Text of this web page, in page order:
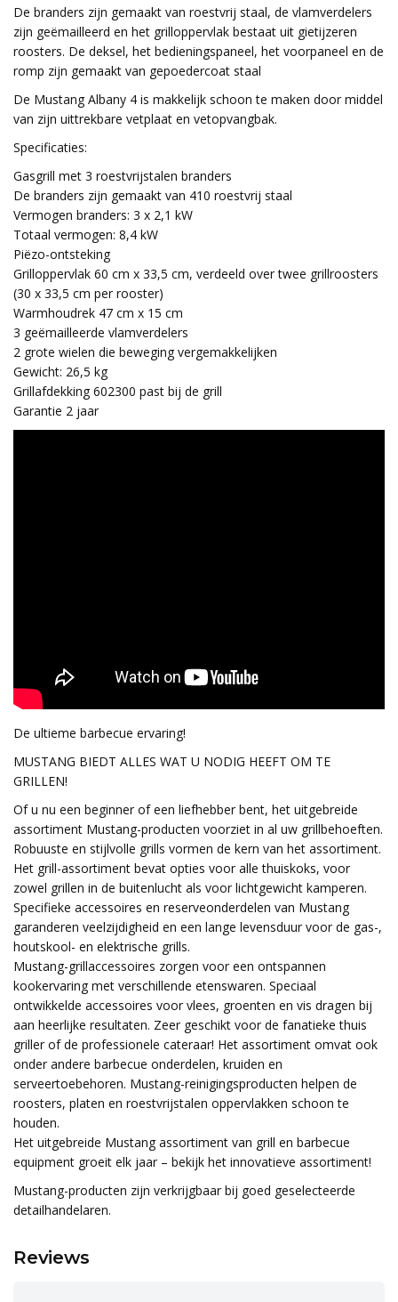
De branders zijn gemaakt van roestvrij staal, de vlamverdelers
zijn geëmailleerd en het grilloppervlak bestaat uit gietijzeren
roosters. De deksel, het bedieningspaneel, het voorpaneel en de
romp zijn gemaakt van gepoedercoat staal
De Mustang Albany 4 is makkelijk schoon te maken door middel
van zijn uittrekbare vetplaat en vetopvangbak.
Specificaties:
Gasgrill met 3 roestvrijstalen branders
De branders zijn gemaakt van 410 roestvrij staal
Vermogen branders: 3 x 2,1 kW
Totaal vermogen: 8,4 kW
Piëzo-ontsteking
Grilloppervlak 60 cm x 33,5 cm, verdeeld over twee grillroosters
(30 x 33,5 cm per rooster)
Warmhoudrek 47 cm x 15 cm
3 geëmailleerde vlamverdelers
2 grote wielen die beweging vergemakkelijken
Gewicht: 26,5 kg
Grillafdekking 602300 past bij de grill
Garantie 2 jaar
De ultieme barbecue ervaring!
MUSTANG BIEDT ALLES WAT U NODIG HEEFT OM TE
GRILLEN!
Of u nu een beginner of een liefhebber bent, het uitgebreide
assortiment Mustang-producten voorziet in al uw grillbehoeften.
Robuuste en stijlvolle grills vormen de kern van het assortiment.
Het grill-assortiment bevat opties voor alle thuiskoks, voor
zowel grillen in de buitenlucht als voor lichtgewicht kamperen.
Specifieke accessoires en reserveonderdelen van Mustang
garanderen veelzijdigheid en een lange levensduur voor de gas-,
houtskool- en elektrische grills.
Mustang-grillaccessoires zorgen voor een ontspannen
kookervaring met verschillende etenswaren. Speciaal
ontwikkelde accessoires voor vlees, groenten en vis dragen bij
aan heerlijke resultaten. Zeer geschikt voor de fanatieke thuis
griller of de professionele cateraar! Het assortiment omvat ook
onder andere barbecue onderdelen, kruiden en
serveertoebehoren. Mustang-reinigingsproducten helpen de
roosters, platen en roestvrijstalen oppervlakken schoon te
houden.
Het uitgebreide Mustang assortiment van grill en barbecue
equipment groeit elk jaar – bekijk het innovatieve assortiment!
Mustang-producten zijn verkrijgbaar bij goed geselecteerde
detailhandelaren.
Reviews